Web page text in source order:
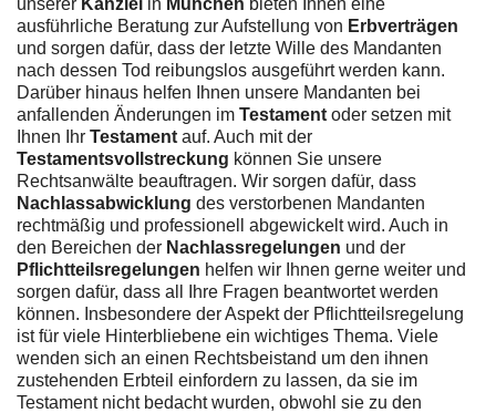
ausführliche Beratung zur Aufstellung von Erbverträgen
und sorgen dafür, dass der letzte Wille des Mandanten
nach dessen Tod reibungslos ausgeführt werden kann.
Darüber hinaus helfen Ihnen unsere Mandanten bei
anfallenden Änderungen im Testament oder setzen mit
Ihnen Ihr Testament auf. Auch mit der
Testamentsvollstreckung können Sie unsere
Rechtsanwälte beauftragen. Wir sorgen dafür, dass
Nachlassabwicklung des verstorbenen Mandanten
rechtmäßig und professionell abgewickelt wird. Auch in
den Bereichen der Nachlassregelungen und der
Pflichtteilsregelungen helfen wir Ihnen gerne weiter und
sorgen dafür, dass all Ihre Fragen beantwortet werden
können. Insbesondere der Aspekt der Pflichtteilsregelung
ist für viele Hinterbliebene ein wichtiges Thema. Viele
wenden sich an einen Rechtsbeistand um den ihnen
zustehenden Erbteil einfordern zu lassen, da sie im
Testament nicht bedacht wurden, obwohl sie zu den